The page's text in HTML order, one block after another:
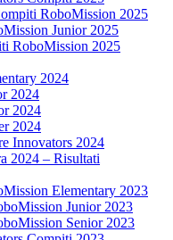
RoboMission 2025
Junior 2025
RoboMission 2025
2024
2024
2024
2024
Innovators 2024
2024 – Risultati
Elementary 2023
Junior 2023
Senior 2023